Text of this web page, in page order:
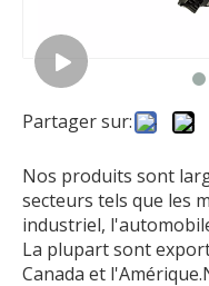
Partager sur:
Nos produits sont
secteurs tels que les
industriel,
La plupart sont
Canada et